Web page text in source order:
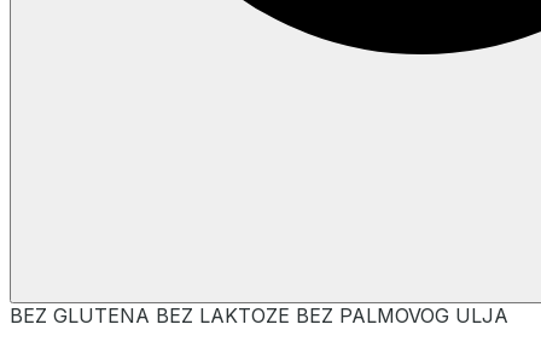
BEZ GLUTENA BEZ LAKTOZE BEZ PALMOVOG ULJA